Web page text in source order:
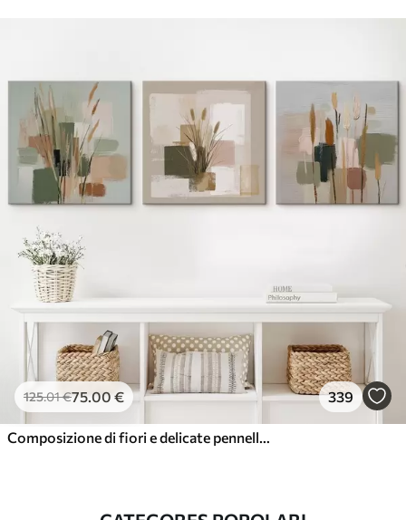
125.01€75.00€ 339
Composizione di fiori e delicate pennellate